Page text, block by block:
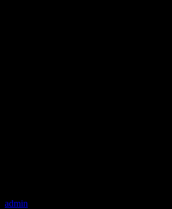
admin